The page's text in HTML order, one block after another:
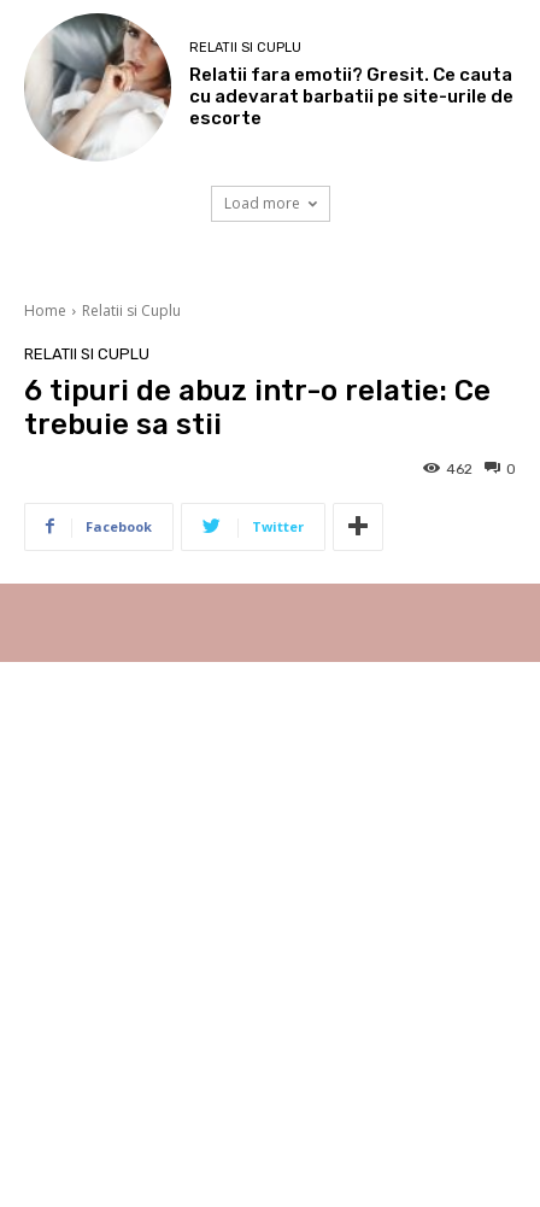
RELATII SI CUPLU
Relatii fara emotii? Gresit. Ce cauta
cu adevarat barbatii pe site-urile de
escorte
Load more